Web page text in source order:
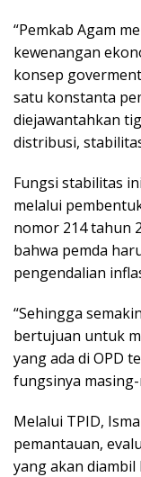
“Pemkab Agam
kewenangan
konsep
satu konstanta
diejawantahkan
distribusi,
Fungsi stabilitas
melalui
nomor 214 tahun
bahwa pemda
pengendalian
“Sehingga
bertujuan untuk
yang ada di OPD
fungsinya masing-
Melalui TPID,
pemantauan,
yang akan